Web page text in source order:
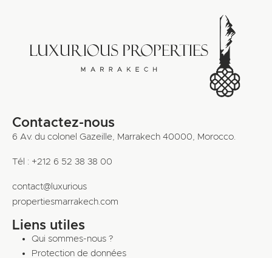
Contactez-nous
6 Av. du colonel Gazeille, Marrakech 40000, Morocco.
Tél : +212 6 52 38 38 00
contact@luxurious
propertiesmarrakech.com
Liens utiles
Qui sommes-nous ?
Protection de données